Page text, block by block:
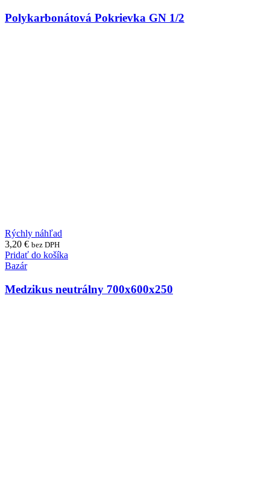
Polykarbonátová Pokrievka GN 1/2
Rýchly náhľad
3,20 € bez DPH
Pridať do košíka
Bazár
Medzikus neutrálny 700x600x250